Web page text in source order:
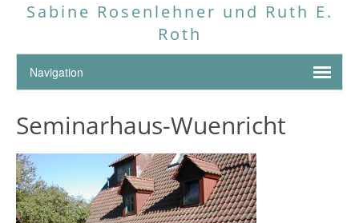
Sabine Rosenlehner und Ruth E.
Roth
Seminarhaus-Wuenricht